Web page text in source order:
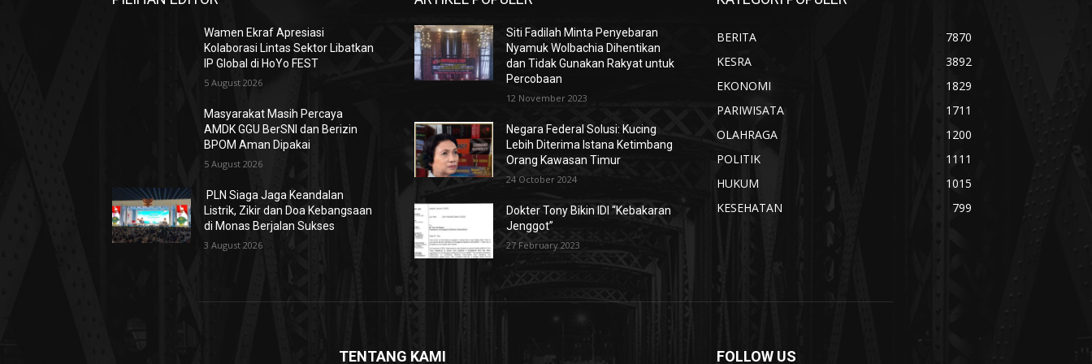
Wamen Ekraf Apresiasi
Kolaborasi Lintas Sektor Libatkan
IP Global di HoYo FEST
5 August 2026
Masyarakat Masih Percaya
AMDK GGU BerSNI dan Berizin
BPOM Aman Dipakai
5 August 2026
PLN Siaga Jaga Keandalan
Listrik, Zikir dan Doa Kebangsaan
di Monas Berjalan Sukses
3 August 2026
Siti Fadilah Minta Penyebaran
Nyamuk Wolbachia Dihentikan
dan Tidak Gunakan Rakyat untuk
Percobaan
12 November 2023
Negara Federal Solusi: Kucing
Lebih Diterima Istana Ketimbang
Orang Kawasan Timur
24 October 2024
Dokter Tony Bikin IDI “Kebakaran
Jenggot”
27 February 2023
BERITA
7870
KESRA
3892
EKONOMI
1829
PARIWISATA
1711
OLAHRAGA
1200
POLITIK
1111
HUKUM
1015
KESEHATAN
799
TENTANG KAMI FOLLOW US